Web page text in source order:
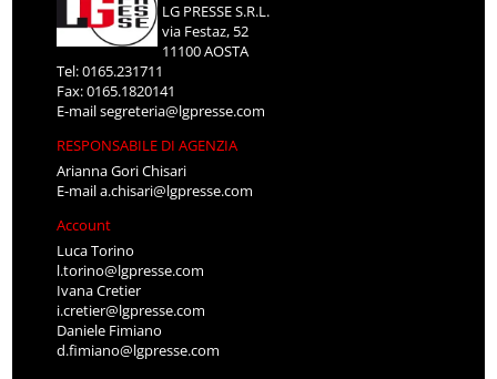
LG PRESSE S.R.L.
via Festaz, 52
11100 AOSTA
Tel: 0165.231711
Fax: 0165.1820141
E-mailsegreteria@lgpresse.com
RESPONSABILE DI AGENZIA
Arianna Gori Chisari
E-maila.chisari@lgpresse.com
Account
Luca Torino
l.torino@lgpresse.com
Ivana Cretier
i.cretier@lgpresse.com
Daniele Fimiano
d.fimiano@lgpresse.com